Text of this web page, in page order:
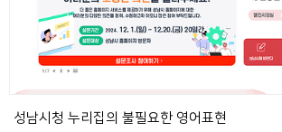
성남시청 누리집의 불필요한 영어표현